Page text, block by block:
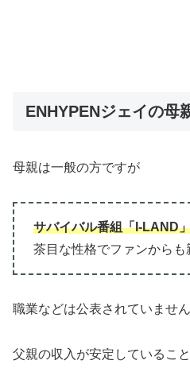
ENHYPENジェイの母
母親は一般の方ですが
サバイバル番組「I-LAND
茶目な性格でファンからも
職業などは公表されていません
父親の収入が安定しているこ